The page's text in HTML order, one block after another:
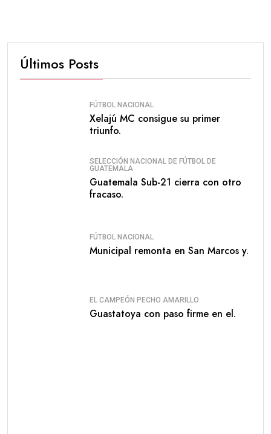
Últimos Posts
FÚTBOL NACIONAL
Xelajú MC consigue su primer
triunfo.
SELECCIÓN NACIONAL DE FÚTBOL DE
GUATEMALA
Guatemala Sub-21 cierra con otro
fracaso.
FÚTBOL NACIONAL
Municipal remonta en San Marcos y.
EL CAMPEÓN PECHO AMARILLO
Guastatoya con paso firme en el.